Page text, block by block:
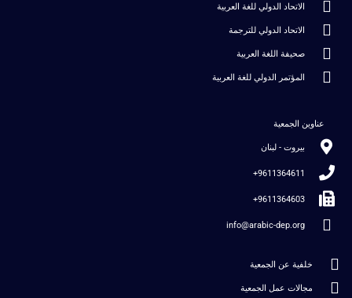
الاتحاد الدولي للغة العربية
الاتحاد الدولي للترجمة
صحيفة اللغة العربية
المؤتمر الدولي للغة العربية
عناوين الجمعية
بيروت - لبنان
9611364611+
9611364603+
info@arabic-dep.org
خلفية عن الجمعية
مجالات عمل الجمعية